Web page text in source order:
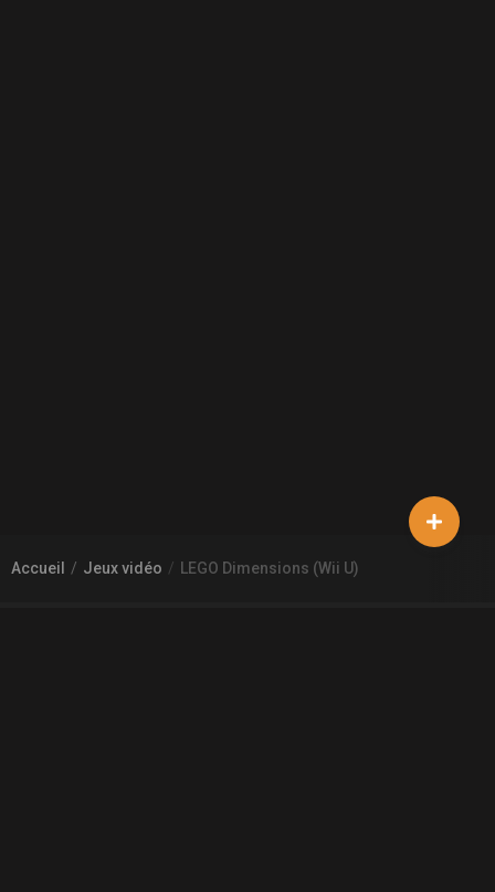
Accueil Jeux vidéo LEGO Dimensions (Wii U)